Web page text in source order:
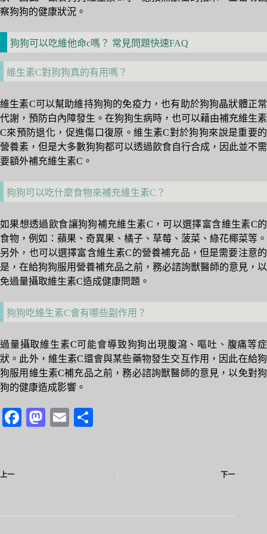
察狗狗的健康狀況。
狗狗可以吃維他命c嗎？ 常見問題快速FAQ
維生素C對狗狗真的有用嗎？
維生素C可以幫助維持狗狗的免疫力，也有助於狗狗晶狀體正常
代謝，預防白內障發生。在狗狗生病時，也可以藉由補充維生素
C來預防退化，促進傷口復原。維生素C對於狗狗來說是重要的
營養素，但是大多數狗狗都可以透過飲食自行合成，因此並不需
要額外補充維生素C。
狗狗可以吃什麼食物來補充維生素C？
如果想透過飲食讓狗狗補充維生素C，可以選擇富含維生素C的
食物，例如：蘋果、奇異果、橘子、草莓、菠菜、綠花椰菜等。
另外，也可以選擇富含維生素C的營養補充品，但是需要注意的
是，在給狗狗服用營養補充品之前，務必諮詢獸醫師的意見，以
免過量攝取維生素C造成健康問題。
狗狗吃維生素C會有哪些副作用？
過量攝取維生素C可能會導致狗狗出現腹瀉、嘔吐、腹痛等症
狀。此外，維生素C還會與某些藥物發生交互作用，因此在給狗
狗服用維生素C補充品之前，務必諮詢獸醫師的意見，以免對狗
狗的健康造成影響。
Fa M
E
上一 下一